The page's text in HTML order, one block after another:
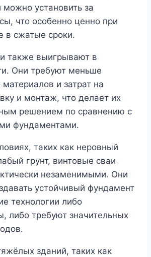
можно установить за
что особенно ценно при
в сжатые сроки.
также выигрывают в
Они требуют меньше
материалов и затрат на
и монтаж, что делает их
решением по сравнению с
фундаментами.
таких как неровный
грунт, винтовые сваи
незаменимыми. Они
устойчивый фундамент
технологии либо
либо требуют значительных
зданий, таких как